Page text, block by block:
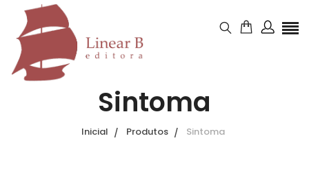
Sintoma
Inicial Produtos Sintoma